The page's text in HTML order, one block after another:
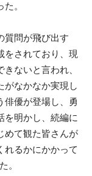
。
質問が飛び出す
をされており、現
ないと言われ、
がなかなか実現し
俳優が登場し、勇
を明かし、続編に
めて観た皆さんが
れるかにかかって
。